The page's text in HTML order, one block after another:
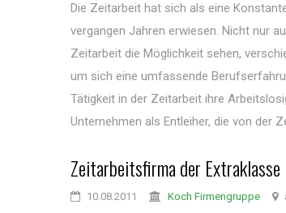
Die Zeitarbeit hat sich als eine
vergangen Jahren erwiesen. Nicht nur
Zeitarbeit die Möglichkeit sehen,
um sich eine umfassende
Tätigkeit in der Zeitarbeit ihre
Unternehmen als Entleiher, die von der
Zeitarbeitsfirma der Extraklasse
10.08.2011 Koch Firmengruppe